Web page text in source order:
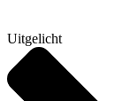
Uitgelicht